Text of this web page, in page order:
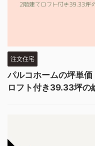
注文住宅
パルコホームの坪単
ロフト付き39.33坪の